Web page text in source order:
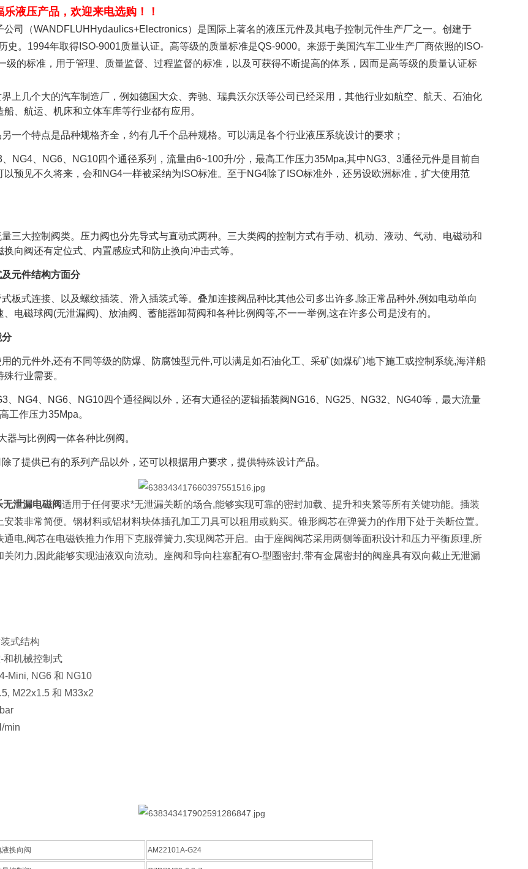
液压产品，欢迎来电选购！！
公司（WANDFLUHHydaulics+Electronics）是国际上著名的液压元件及其电子控制元件生产厂之一。创建于
史。1994年取得ISO-9001质量认证。高等级的质量标准是QS-9000。来源于美国汽车工业生产厂商依照的ISO-
级的标准，用于管理、质量监督、过程监督的标准，以及可获得不断提高的体系，因而是高等级的质量认证标
上几个大的汽车制造厂，例如德国大众、奔驰、瑞典沃尔沃等公司已经采用，其他行业如航空、航天、石油化
、航运、机床和立体车库等行业都有应用。
一个特点是品种规格齐全，约有几千个品种规格。可以满足各个行业液压系统设计的要求；
NG4、NG6、NG10四个通径系列，流量由6~100升/分，最高工作压力35Mpa,其中NG3、3通径元件是目前自
以预见不久将来，会和NG4一样被采纳为ISO标准。至于NG4除了ISO标准外，还另设欧洲标准，扩大使用范
量三大控制阀类。压力阀也分先导式与直动式两种。三大类阀的控制方式有手动、机动、液动、气动、电磁动和
换向阀还有定位式、内置感应式和防止换向冲击式等。
元件结构方面分
板式连接、以及螺纹插装、滑入插装式等。叠加连接阀品种比其他公司多出许多,除正常品种外,例如电动单向
电磁球阀(无泄漏阀)、放油阀、蓄能器卸荷阀和各种比例阀等,不一一举例,这在许多公司是没有的。
分
的元件外,还有不同等级的防爆、防腐蚀型元件,可以满足如石油化工、采矿(如煤矿)地下施工或控制系统,海洋船
行业需要。
、NG4、NG6、NG10四个通径阀以外，还有大通径的逻辑插装阀NG16、NG25、NG32、NG40等，最大流量
工作压力35Mpa。
器与比例阀一体各种比例阀。
了提供已有的系列产品以外，还可以根据用户要求，提供特殊设计产品。
泄漏电磁阀适用于任何要求*无泄漏关断的场合,能够实现可靠的密封加载、提升和夹紧等所有关键功能。插装
安装非常简便。钢材料或铝材料块体插孔加工刀具可以租用或购买。锥形阀芯在弹簧力的作用下处于关断位置。
通电,阀芯在电磁铁推力作用下克服弹簧力,实现阀芯开启。由于座阀阀芯采用两侧等面积设计和压力平衡原理,所
关闭力,因此能够实现油液双向流动。座阀和导向柱塞配有O-型圈密封,带有金属密封的阀座具有双向截止无泄漏
式结构
和机械控制式
Mini, NG6 和 NG10
M22x1.5 和 M33x2
min
液换向阀 AM22101A-G24